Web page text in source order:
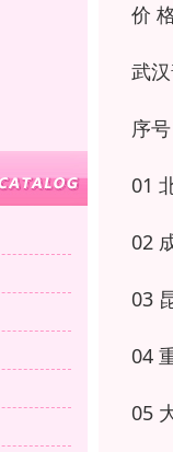
价
武
序
01
02
03
04
05